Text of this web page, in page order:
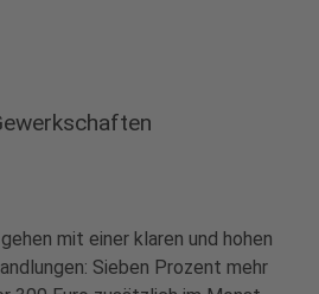
mit einer klaren und hohen
Sieben Prozent mehr